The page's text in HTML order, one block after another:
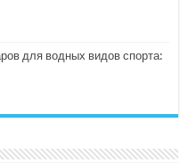
для водных видов спорта: